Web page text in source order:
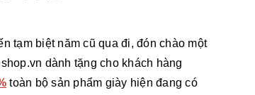
tạm biệt năm cũ qua đi, đón chào một
dành tặng cho khách hàng
toàn bộ sản phẩm giày hiện đang có